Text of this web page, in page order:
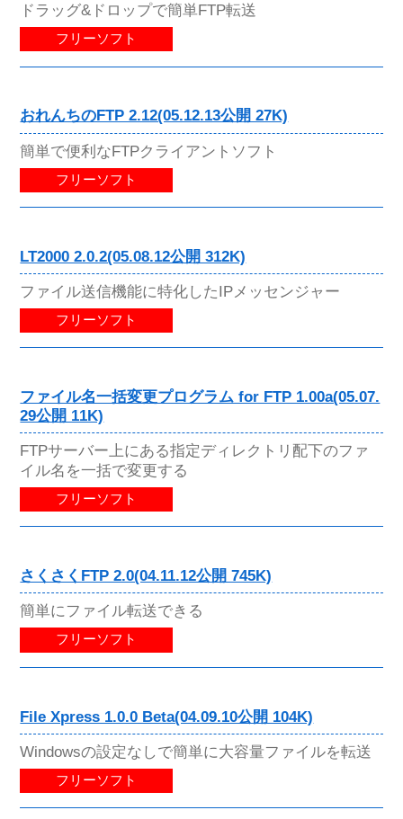
ドラッグ&ドロップで簡単FTP転送
フリーソフト
おれんちのFTP 2.12(05.12.13公開 27K)
簡単で便利なFTPクライアントソフト
フリーソフト
LT2000 2.0.2(05.08.12公開 312K)
ファイル送信機能に特化したIPメッセンジャー
フリーソフト
ファイル名一括変更プログラム for FTP 1.00a(05.07.
29公開 11K)
FTPサーバー上にある指定ディレクトリ配下のファ
イル名を一括で変更する
フリーソフト
さくさくFTP 2.0(04.11.12公開 745K)
簡単にファイル転送できる
フリーソフト
File Xpress 1.0.0 Beta(04.09.10公開 104K)
Windowsの設定なしで簡単に大容量ファイルを転送
フリーソフト